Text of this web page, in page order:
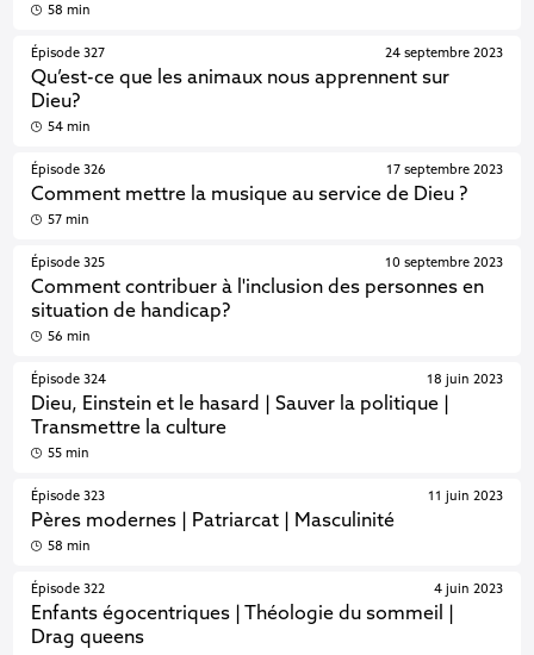
58 min
Épisode 327
Qu’est-ce que les animaux nous apprennent sur
Dieu?
24 septembre 2023
54 min
Épisode 326
Comment mettre la musique au service de Dieu ?
17 septembre 2023
57 min
Épisode 325
Comment contribuer à l'inclusion des personnes en
situation de handicap?
10 septembre 2023
56 min
Épisode 324
Dieu, Einstein et le hasard | Sauver la politique |
Transmettre la culture
18 juin 2023
55 min
Épisode 323
Pères modernes | Patriarcat | Masculinité
11 juin 2023
58 min
Épisode 322
Enfants égocentriques | Théologie du sommeil |
Drag queens
4 juin 2023